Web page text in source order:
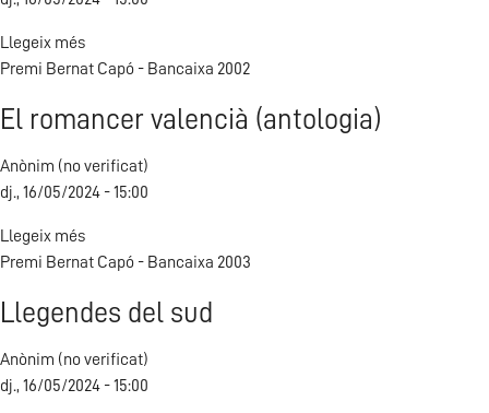
Llegeix més
El
de
vida.
Ritus
costums
alacantins
Premi Bernat Capó - Bancaixa 2002
El romancer valencià (antologia)
Anònim (no verificat)
dj., 16/05/2024 - 15:00
Llegeix més
El
valencià
Premi Bernat Capó - Bancaixa 2003
Llegendes del sud
Anònim (no verificat)
dj., 16/05/2024 - 15:00